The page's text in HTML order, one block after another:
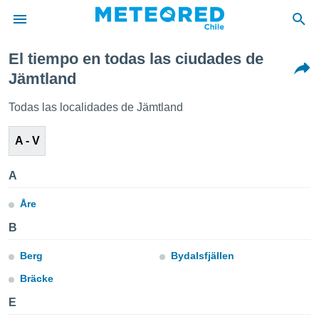
de
por
para
la
que se
a este
forma
digital
basada
El tiempo en todas las ciudades de
Jämtland
Todas las localidades de Jämtland
A - V
A
Åre
B
Berg
Bräcke
Bydalsfjällen
E